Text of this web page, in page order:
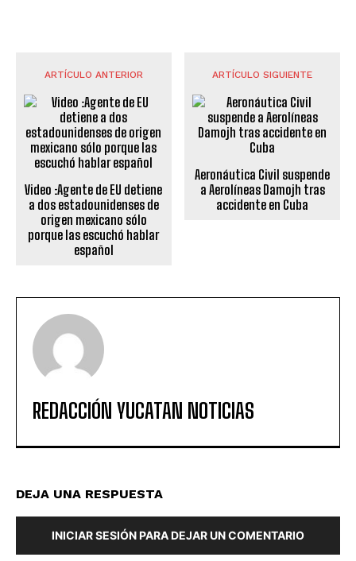
ARTÍCULO ANTERIOR
Video :Agente de EU detiene
a dos estadounidenses de
origen mexicano sólo
porque las escuchó hablar
español
ARTÍCULO SIGUIENTE
Aeronáutica Civil suspende
a Aerolíneas Damojh tras
accidente en Cuba
REDACCIÓN YUCATAN NOTICIAS
DEJA UNA RESPUESTA
INICIAR SESIÓN PARA DEJAR UN COMENTARIO